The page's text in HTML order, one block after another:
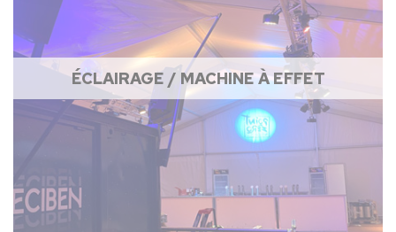
ÉCLAIRAGE / MACHINE À EFFET